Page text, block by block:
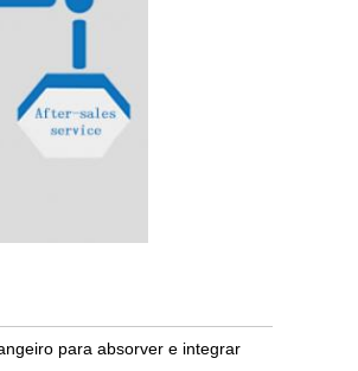
para absorver e integrar